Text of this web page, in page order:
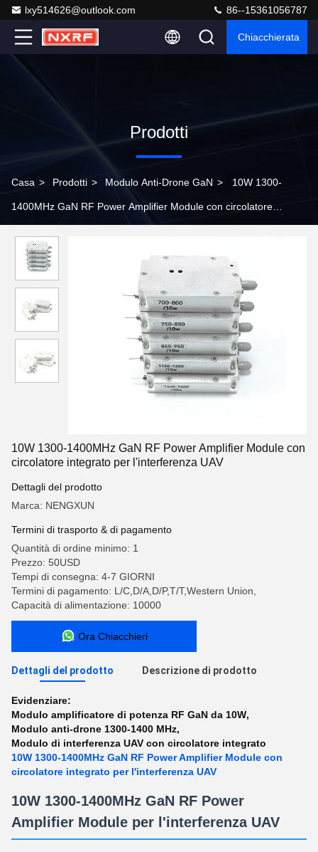
lxy514626@outlook.com 86--15361056787
Chiacchierata
Prodotti
Casa > Prodotti > Modulo Anti-Drone GaN > 10W 1300-
1400MHz GaN RF Power Amplifier Module con circolatore
10W 1300-1400MHz GaN RF Power Amplifier Module con
circolatore integrato per l'interferenza UAV
Dettagli del prodotto
Marca: NENGXUN
Termini di trasporto & di pagamento
Quantità di ordine minimo: 1
Prezzo: 50USD
Tempi di consegna: 4-7 GIORNI
Termini di pagamento: L/C,D/A,D/P,T/T,Western Union,
Capacità di alimentazione: 10000
Ora Chiacchieri
Dettagli del prodotto Descrizione di prodotto
Evidenziare:
Modulo amplificatore di potenza RF GaN da 10W,
Modulo anti-drone 1300-1400 MHz,
Modulo di interferenza UAV con circolatore integrato
10W 1300-1400MHz GaN RF Power Amplifier Module con
circolatore integrato per l'interferenza UAV
10W 1300-1400MHz GaN RF Power
Amplifier Module per l'interferenza UAV